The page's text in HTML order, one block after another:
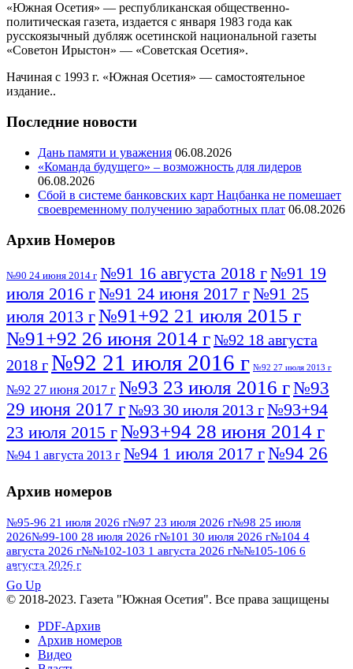
«Южная Осетия» — республиканская общественно-
политическая газета, издается с января 1983 года как
русскоязычный дубляж осетинской национальной газеты
«Советон Ирыстон» — «Советская Осетия».
Начиная с 1993 г. «Южная Осетия» — самостоятельное
издание..
Последние новости
Дань памяти и уважения 06.08.2026
«Команда будущего» – возможность для лидеров
06.08.2026
Сбой в системе банковских карт Нацбанка не помешает
своевременному получению заработных плат 06.08.2026
Архив Номеров
№90 24 июня 2014 г №91 16 августа 2018 г№91 19
июля 2016 г№91 24 июня 2017 г№91 25
июля 2013 г№91+92 21 июля 2015 г
№91+92 26 июня 2014 г№92 18 августа
2018 г№92 21 июля 2016 г №92 27 июля 2013 г
№92 27 июня 2017 г №93 23 июля 2016 г№93
29 июня 2017 г№93 30 июля 2013 г№93+94
23 июля 2015 г№93+94 28 июня 2014 г
№94 1 августа 2013 г №94 1 июля 2017 г№94 26
№95 7 августа 2012 г
№95 28 июля 2016 г№95+96 3 августа
2013 г№96 6 июля 2017 г№96 9 августа
2012 г №96 28 июля 2015 г
№96+97 30 июля 2016 г
№97 11 августа 2012 г
№97 30 июля 2015 г
№98 2 августа 2016 г
Архив номеров
№95-96 21 июля 2026 г№97 23 июля 2026 г№98 25 июля
2026№99-100 28 июля 2026 г№101 30 июля 2026 г№104 4
августа 2026 г№№102-103 1 августа 2026 г№№105-106 6
августа 2026 г
ПОСМОТРЕТЬ ВСЕ
Go Up
© 2018-2023. Газета "Южная Осетия". Все права защищены
PDF-Архив
Архив номеров
Видео